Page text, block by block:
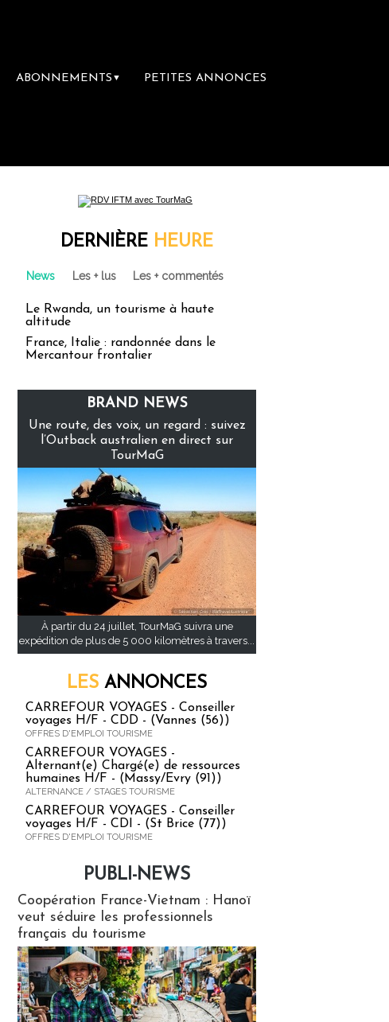
ABONNEMENTS ▼ PETITES ANNONCES
DERNIÈRE HEURE
News Les + lus Les + commentés
Le Rwanda, un tourisme à haute
altitude
France, Italie : randonnée dans le
Mercantour frontalier
BRAND NEWS
Une route, des voix, un regard : suivez
l’Outback australien en direct sur
TourMaG
À partir du 24 juillet, TourMaG suivra une
expédition de plus de 5 000 kilomètres à travers...
LES ANNONCES
CARREFOUR VOYAGES - Conseiller
voyages H/F - CDD - (Vannes (56))
OFFRES D'EMPLOI TOURISME
CARREFOUR VOYAGES -
Alternant(e) Chargé(e) de ressources
humaines H/F - (Massy/Evry (91))
ALTERNANCE / STAGES TOURISME
CARREFOUR VOYAGES - Conseiller
voyages H/F - CDI - (St Brice (77))
OFFRES D'EMPLOI TOURISME
PUBLI-NEWS
Coopération France-Vietnam : Hanoï
veut séduire les professionnels
français du tourisme